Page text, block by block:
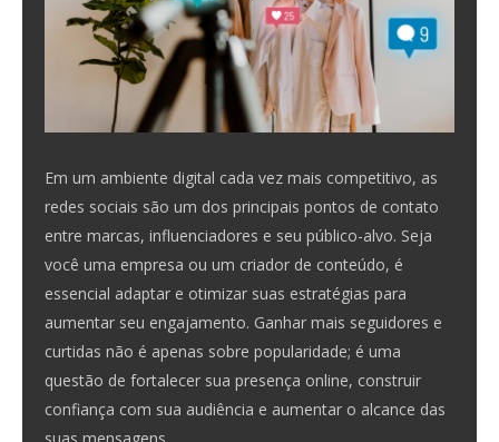
Em um ambiente digital cada vez mais competitivo, as
redes sociais são um dos principais pontos de contato
entre marcas, influenciadores e seu público-alvo. Seja
você uma empresa ou um criador de conteúdo, é
essencial adaptar e otimizar suas estratégias para
aumentar seu engajamento. Ganhar mais seguidores e
curtidas não é apenas sobre popularidade; é uma
questão de fortalecer sua presença online, construir
confiança com sua audiência e aumentar o alcance das